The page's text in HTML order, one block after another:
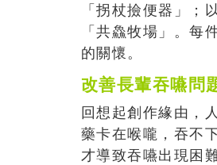
「拐杖撿便器」；
「共鱻牧場」。每
的關懷。
改善長輩吞嚥
回想起創作緣由，
藥卡在喉嚨，吞不
才導致吞嚥出現困